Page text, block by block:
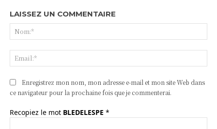
LAISSEZ UN COMMENTAIRE
Enregistrez mon nom, mon adresse e-mail et mon site Web dans
ce navigateur pour la prochaine fois que je commenterai.
Recopiez le mot BLEDELESPE *